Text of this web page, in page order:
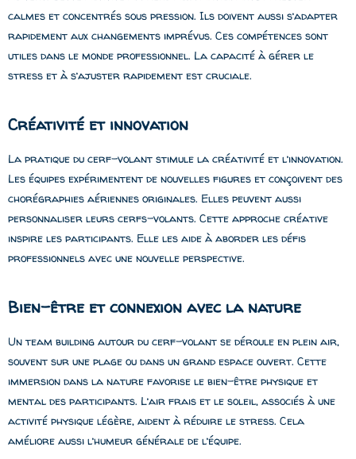
calmes et concentrés sous pression. Ils doivent aussi s’adapter
rapidement aux changements imprévus. Ces compétences sont
utiles dans le monde professionnel. La capacité à gérer le
stress et à s’ajuster rapidement est cruciale.
Créativité et innovation
La pratique du cerf-volant stimule la créativité et l’innovation.
Les équipes expérimentent de nouvelles figures et conçoivent des
chorégraphies aériennes originales. Elles peuvent aussi
personnaliser leurs cerfs-volants. Cette approche créative
inspire les participants. Elle les aide à aborder les défis
professionnels avec une nouvelle perspective.
Bien-être et connexion avec la nature
Un team building autour du cerf-volant se déroule en plein air,
souvent sur une plage ou dans un grand espace ouvert. Cette
immersion dans la nature favorise le bien-être physique et
mental des participants. L’air frais et le soleil, associés à une
activité physique légère, aident à réduire le stress. Cela
améliore aussi l’humeur générale de l’équipe.